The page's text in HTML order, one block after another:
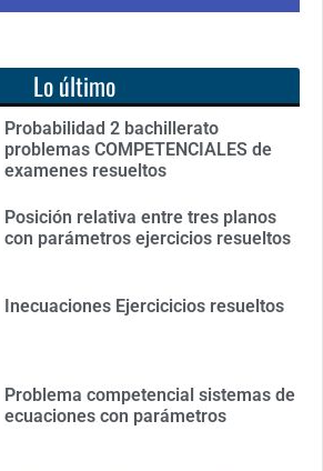
Lo último
Probabilidad 2 bachillerato
problemas COMPETENCIALES de
examenes resueltos
Posición relativa entre tres planos
con parámetros ejercicios resueltos
Inecuaciones Ejercicicios resueltos
Problema competencial sistemas de
ecuaciones con parámetros